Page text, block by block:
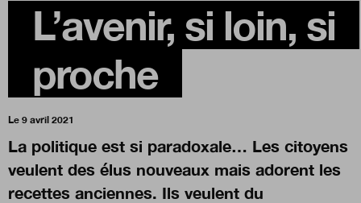
Rubriques
Numéros
L’avenir, si loin, si
proche
Le 9 avril 2021
La politique est si paradoxale… Les citoyens
veulent des élus nouveaux mais adorent les
recettes anciennes. Ils veulent du